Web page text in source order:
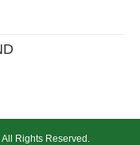
Rights Reserved.